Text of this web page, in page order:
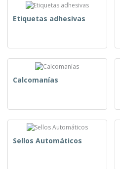
Etiquetas adhesivas
Calcomanías
Sellos Automáticos